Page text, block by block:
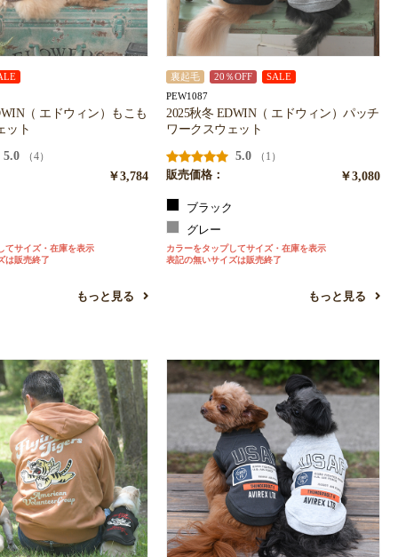
（ エドウィン）もこも
ット
（4）
￥3,784
てサイズ・在庫を表示
は販売終了
もっと見る
裏起毛 20％OFF SALE
PEW1087
2025秋冬 EDWIN（ エドウィン）パッチ
ワークスウェット
5.0
（1）
販売価格：
￥3,080
ブラック
グレー
カラーをタップしてサイズ・在庫を表示
表記の無いサイズは販売終了
もっと見る